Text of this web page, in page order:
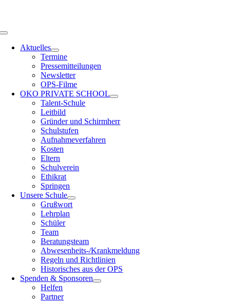
springen
Toggle
NavigationAktuelles
Termine
Pressemitteilungen
Newsletter
OPS-Filme
OKO PRIVATE SCHOOL
Talent-Schule
Leitbild
Gründer und Schirmherr
Schulstufen
Aufnahmeverfahren
Kosten
Eltern
Schulverein
Ethikrat
Springen
Unsere Schule
Grußwort
Lehrplan
Schüler
Team
Beratungsteam
Abwesenheits-/Krankmeldung
Regeln und Richtlinien
Historisches aus der OPS
Spenden & Sponsoren
Helfen
Partner